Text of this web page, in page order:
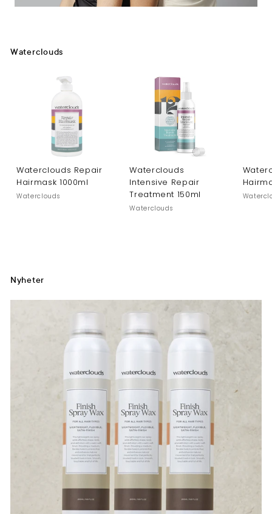
Waterclouds
Waterclouds Repair
Hairmask 1000ml
Waterclouds
Waterclouds
Intensive Repair
Treatment 150ml
Waterclouds
Nyheter